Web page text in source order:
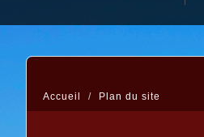
Accueil Plan du site